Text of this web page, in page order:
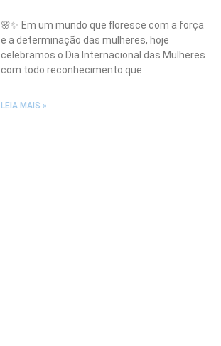
🌸✨ Em um mundo que floresce com a força
e a determinação das mulheres, hoje
celebramos o Dia Internacional das Mulheres
com todo reconhecimento que
LEIA MAIS »